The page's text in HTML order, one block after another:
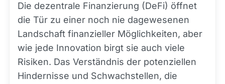
Die dezentrale Finanzierung (DeFi) öffnet
die Tür zu einer noch nie dagewesenen
Landschaft finanzieller Möglichkeiten, aber
wie jede Innovation birgt sie auch viele
Risiken. Das Verständnis der potenziellen
Hindernisse und Schwachstellen, die